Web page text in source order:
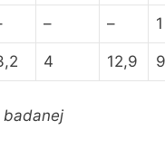
– – 1
4 12,9 9
badanej